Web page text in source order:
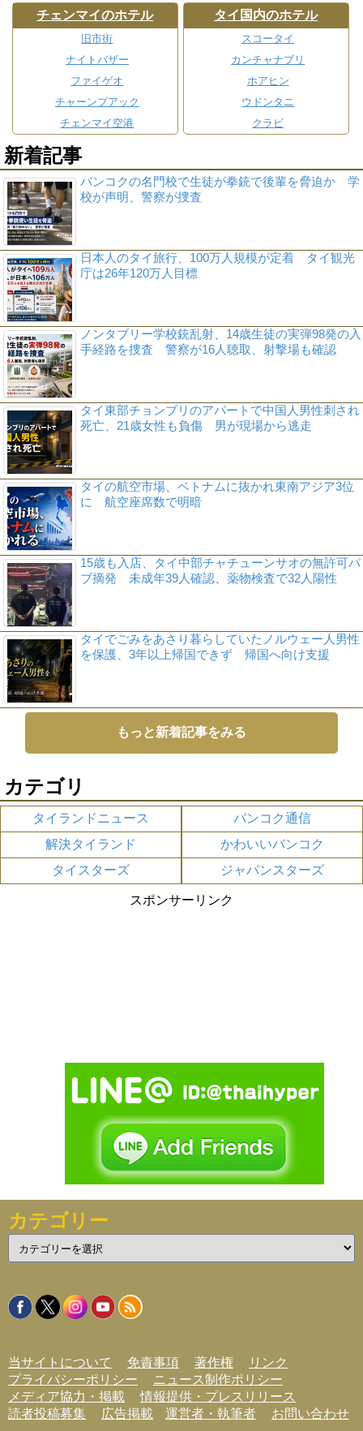
チェンマイのホテル
旧市街
ナイトバザー
ファイゲオ
チャーンプアック
チェンマイ空港
タイ国内のホテル
スコータイ
カンチャナブリ
ホアヒン
ウドンタニ
クラビ
新着記事
バンコクの名門校で生徒が拳銃で後輩を脅迫か 学
校が声明、警察が捜査
日本人のタイ旅行、100万人規模が定着 タイ観光
庁は26年120万人目標
ノンタブリー学校銃乱射、14歳生徒の実弾98発の入
手経路を捜査 警察が16人聴取、射撃場も確認
タイ東部チョンブリのアパートで中国人男性刺され
死亡、21歳女性も負傷 男が現場から逃走
タイの航空市場、ベトナムに抜かれ東南アジア3位
に 航空座席数で明暗
15歳も入店、タイ中部チャチューンサオの無許可パ
ブ摘発 未成年39人確認、薬物検査で32人陽性
タイでごみをあさり暮らしていたノルウェー人男性
を保護、3年以上帰国できず 帰国へ向け支援
もっと新着記事をみる
カテゴリ
タイランドニュース
バンコク通信
解決タイランド
かわいいバンコク
タイスターズ
ジャパンスターズ
スポンサーリンク
カテゴリー
テ
リ
ー
当サイトについて 免責事項 著作権
リンク
プライバシーポリシー
ニュース制作ポリシー
メディア協力・掲載
情報提供・プレスリリース
読者投稿募集
広告掲載 運営者・執筆者 お問い合わせ